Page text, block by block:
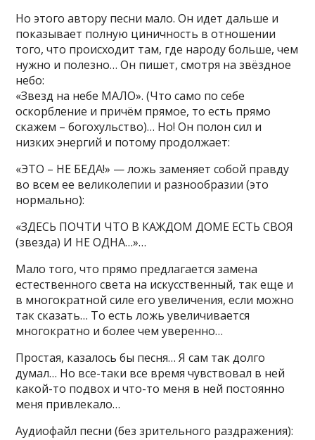
Но этого автору песни мало. Он идет дальше и
показывает полную циничность в отношении
того, что происходит там, где народу больше, чем
нужно и полезно… Он пишет, смотря на звёздное
небо:
«Звезд на небе МАЛО». (Что само по себе
оскорбление и причём прямое, то есть прямо
скажем – богохульство)… Но! Он полон сил и
низких энергий и потому продолжает:
«ЭТО – НЕ БЕДА!» — ложь заменяет собой правду
во всем ее великолепии и разнообразии (это
нормально):
«ЗДЕСЬ ПОЧТИ ЧТО В КАЖДОМ ДОМЕ ЕСТЬ СВОЯ
(звезда) И НЕ ОДНА…»…
Мало того, что прямо предлагается замена
естественного света на искусственный, так еще и
в многократной силе его увеличения, если можно
так сказать… То есть ложь увеличивается
многократно и более чем уверенно…
Простая, казалось бы песня… Я сам так долго
думал… Но все-таки все время чувствовал в ней
какой-то подвох и что-то меня в ней постоянно
меня привлекало…
Аудиофайл песни (без зрительного раздражения):